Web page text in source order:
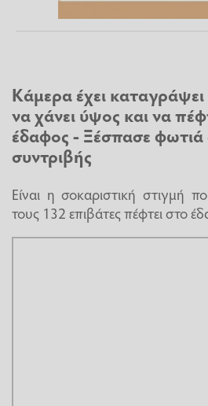
Κάμερα έχει
να χάνει ύψος και να
έδαφος - Ξέσπασε φωτιά
συντριβής
Είναι η σοκαριστική στιγμή
τους 132 επιβάτες πέφτει στο